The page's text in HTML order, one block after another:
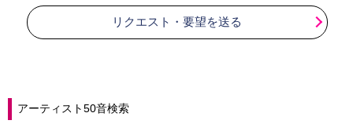
リクエスト・要望を送る
アーティスト50音検索